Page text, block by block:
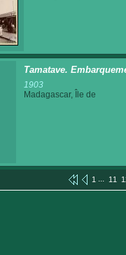
Tamatave.
1903
Madagascar, Île de
1 ... 11